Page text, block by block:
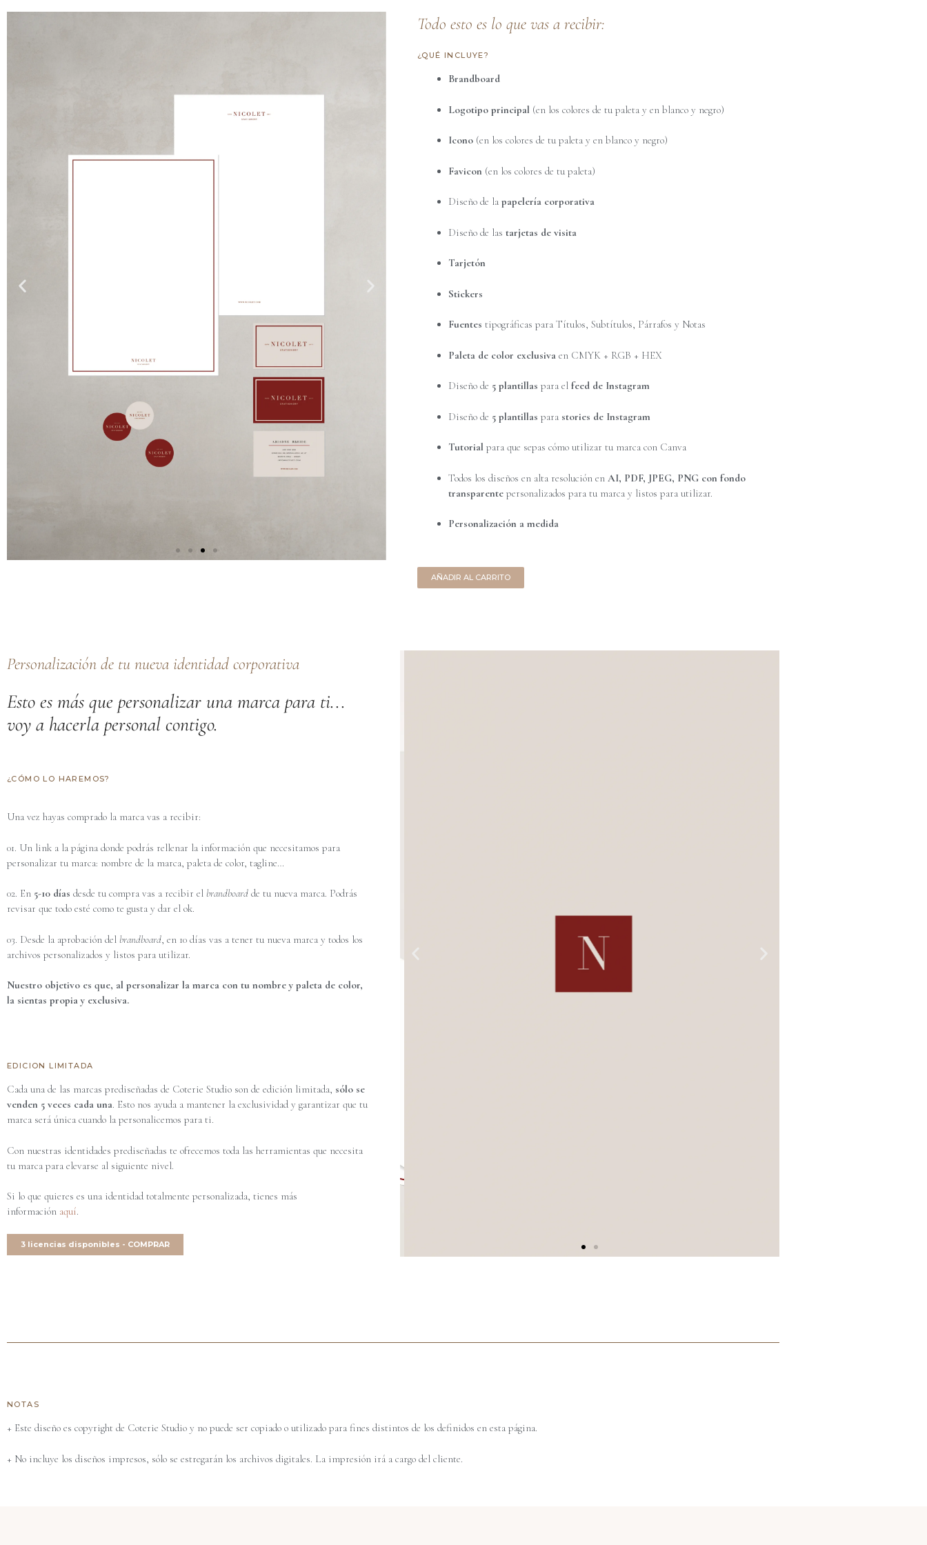
Todo esto es lo que vas a recibir:
¿QUÉ INCLUYE?
Brandboard
Logotipo principal (en los colores de tu paleta y en blanco y negro)
Icono (en los colores de tu paleta y en blanco y negro)
Favicon (en los colores de tu paleta)
Diseño de la papelería corporativa
Diseño de las tarjetas de visita
Tarjetón
Stickers
Fuentes tipográficas para Títulos, Subtítulos, Párrafos y Notas
Paleta de color exclusiva en CMYK + RGB + HEX
Diseño de 5 plantillas para el feed de Instagram
Diseño de 5 plantillas para stories de Instagram
Tutorial para que sepas cómo utilizar tu marca con Canva
Todos los diseños en alta resolución en AI, PDF, JPEG, PNG con fondo
transparente personalizados para tu marca y listos para utilizar.
Personalización a medida
AÑADIR AL CARRITO
Personalización de tu nueva identidad corporativa
Esto es más que personalizar una marca para ti...
voy a hacerla personal contigo.
¿CÓMO LO HAREMOS?
Una vez hayas comprado la marca vas a recibir:
01. Un link a la página donde podrás rellenar la información que necesitamos para
personalizar tu marca: nombre de la marca, paleta de color, tagline…
02. En 5-10 días desde tu compra vas a recibir el brandboard de tu nueva marca. Podrás
revisar que todo esté como te gusta y dar el ok.
03. Desde la aprobación del brandboard , en 10 días vas a tener tu nueva marca y todos los
archivos personalizados y listos para utilizar.
Nuestro objetivo es que, al personalizar la marca con tu nombre y paleta de color,
la sientas propia y exclusiva.
EDICION LIMITADA
Cada una de las marcas prediseñadas de Coterie Studio son de edición limitada, sólo se
venden 5 veces cada una. Esto nos ayuda a mantener la exclusividad y garantizar que tu
marca será única cuando la personalicemos para ti.
Con nuestras identidades prediseñadas te ofrecemos toda las herramientas que necesita
tu marca para elevarse al siguiente nivel.
Si lo que quieres es una identidad totalmente personalizada, tienes más
información aquí.
3 licencias disponibles - COMPRAR
NOTAS
+ Este diseño es copyright de Coterie Studio y no puede ser copiado o utilizado para fines distintos de los definidos en esta página.
+ No incluye los diseños impresos, sólo se estregarán los archivos digitales. La impresión irá a cargo del cliente.